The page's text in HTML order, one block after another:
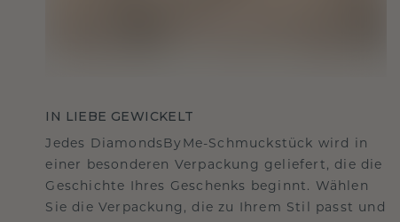
IN LIEBE GEWICKELT
Jedes DiamondsByMe-Schmuckstück wird in
einer besonderen Verpackung geliefert, die die
Geschichte Ihres Geschenks beginnt. Wählen
Sie die Verpackung, die zu Ihrem Stil passt und